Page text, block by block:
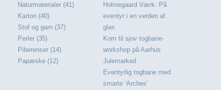
Naturmaterialer (41)
Karton (40)
Stof og garn (37)
Perler (35)
Piberenser (14)
Papæske (12)
Holmegaard Værk: På
eventyr i en verden af
glas
Kom til sjov togbane-
workshop på Aarhus
Julemarked
Eventyrlig togbane med
smarte ‘Arches’